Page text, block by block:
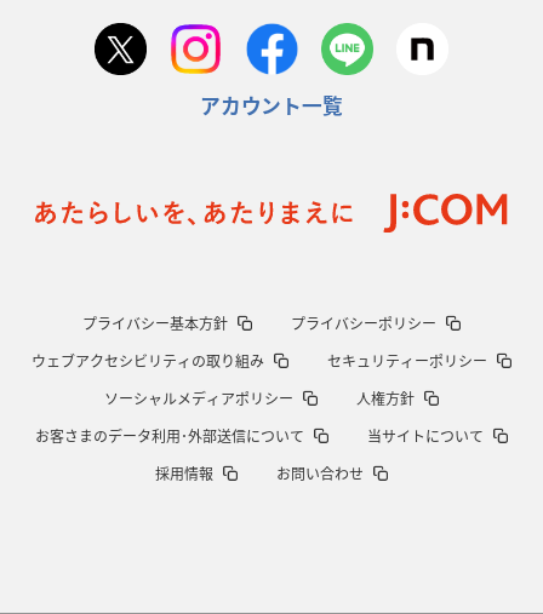
アカウント一覧
プライバシー基本方針
プライバシーポリシー
ウェブアクセシビリティの取り組み
セキュリティーポリシー
ソーシャルメディアポリシー
人権方針
お客さまのデータ利用･外部送信について
当サイトについて
採用情報
お問い合わせ